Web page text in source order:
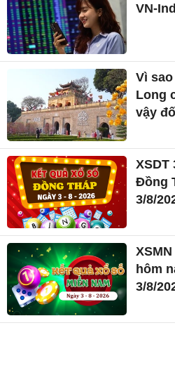
VN-
Vì
Long
vậy
XSDT
Đồng
3/8/
hôm
3/8/